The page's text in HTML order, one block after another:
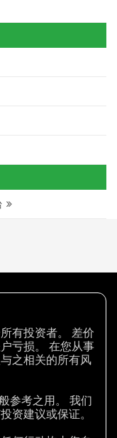
有投资者。 差价
亏损。 在您从事
之相关的所有风
参考之用。 我们
资建议或保证。